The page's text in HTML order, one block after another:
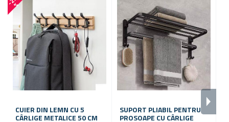
%
CUIER DIN LEMN CU 5
CÂRLIGE METALICE 50 CM
SUPORT PLIABIL PENTRU
PROSOAPE CU CÂRLIGE